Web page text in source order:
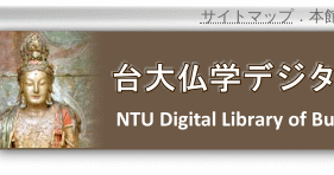
サイトマップ．本